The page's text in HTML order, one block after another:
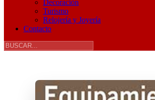
Decoración
Turismo
Relojería y Joyería
Contacto